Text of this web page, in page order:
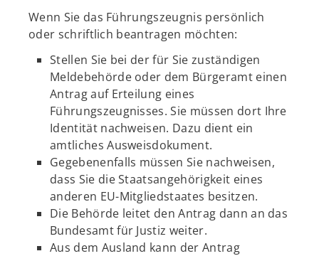
Wenn Sie das Führungszeugnis persönlich
oder schriftlich beantragen möchten:
Stellen Sie bei der für Sie zuständigen
Meldebehörde oder dem Bürgeramt einen
Antrag auf Erteilung eines
Führungszeugnisses. Sie müssen dort Ihre
Identität nachweisen. Dazu dient ein
amtliches Ausweisdokument.
Gegebenenfalls müssen Sie nachweisen,
dass Sie die Staatsangehörigkeit eines
anderen EU-Mitgliedstaates besitzen.
Die Behörde leitet den Antrag dann an das
Bundesamt für Justiz weiter.
Aus dem Ausland kann der Antrag